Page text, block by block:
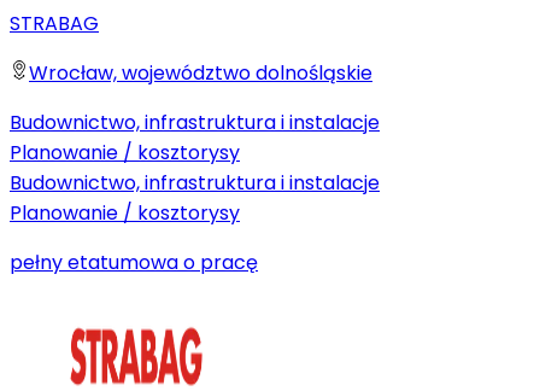
STRABAG
Wrocław, województwo dolnośląskie
Budownictwo, infrastruktura i instalacje
Planowanie / kosztorysy
Budownictwo, infrastruktura i instalacje
Planowanie / kosztorysy
pełny etatumowa o pracę